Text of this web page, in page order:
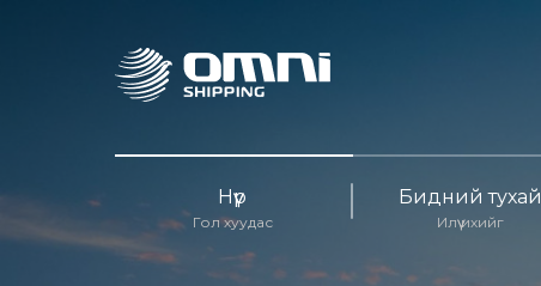
Нүүр
Гол хуудас
Бидний тухай
Илүү ихийг